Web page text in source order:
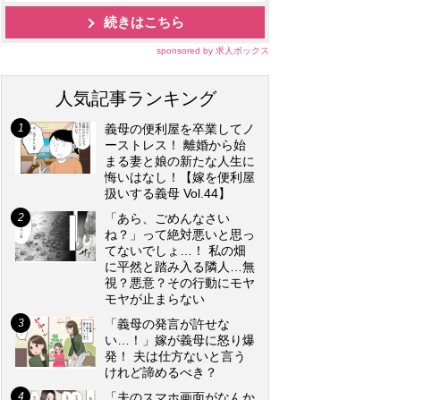
続きはこちら
sponsored by 求人ボックス
人気記事ランキング
義母の便利屋を卒業してノ
ーストレス！ 離婚から始
まる妻と娘の新たな人生に
悔いはなし！【嫁を便利屋
扱いする義母 Vol.44】
「あら、ごめんなさい
ね？」って絶対悪いと思っ
てないでしょ…！ 私の畑
に平然と踏み入る隣人…無
視？悪意？その行動にモヤ
モヤが止まらない
「義母の発言が許せな
い…！」嫁が義母に怒り爆
発！ 夫は仕方ないと言う
けれど諦めるべき？